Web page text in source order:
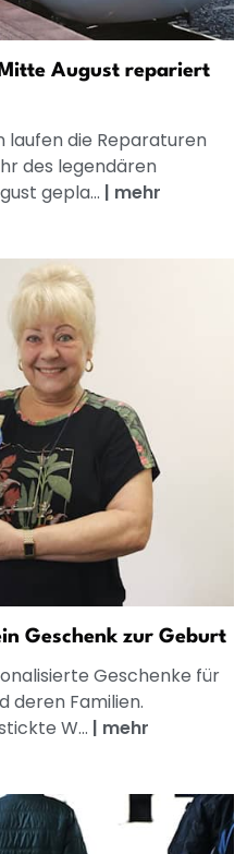
Mitte August repariert
laufen die Reparaturen
des legendären
gepla... | mehr
Geschenk zur Geburt
Geschenke für
deren Familien.
W... | mehr